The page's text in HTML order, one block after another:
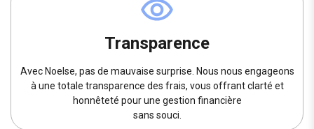
Transparence
Avec Noelse, pas de mauvaise surprise. Nous nous engageons
à une totale transparence des frais, vous offrant clarté et
honnêteté pour une gestion financière
sans souci.